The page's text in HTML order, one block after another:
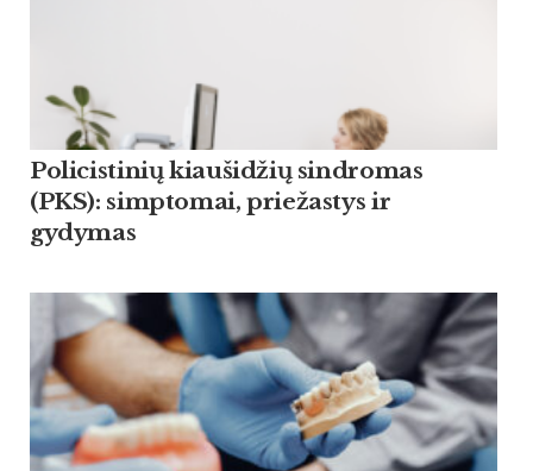
Policistinių kiaušidžių sindromas
(PKS): simptomai, priežastys ir
gydymas